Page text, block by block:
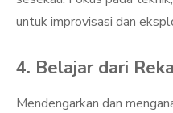
untuk improvisasi dan
4. Belajar dari
Mendengarkan dan